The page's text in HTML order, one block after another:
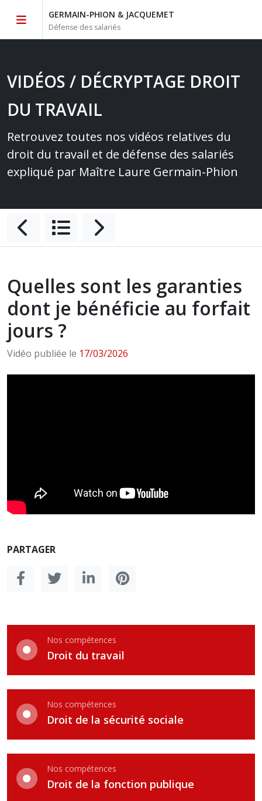
GERMAIN-PHION & JACQUEMET
Défense des salariés
VIDÉOS / DÉCRYPTAGE DROIT
DU TRAVAIL
Retrouvez toutes nos vidéos relatives du
droit du travail et de défense des salariés
expliqué par Maître Laure Germain-Phion
Quelles sont les garanties
dont je bénéficie au forfait
jours ?
Vidéo publiée le 17/03/2026
PARTAGER
Nos compétences
Droit du travail
Nos compétences
Droit de la sécurité sociale
Nos compétences
Droit de la fonction publique